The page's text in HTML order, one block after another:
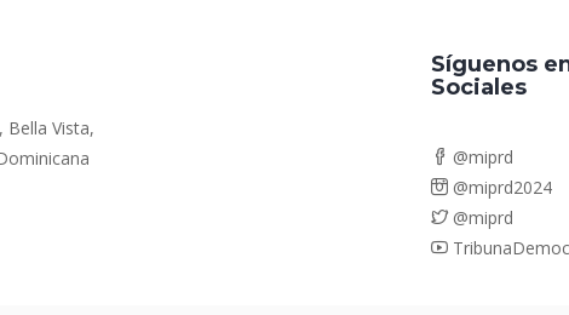
Bella Vista,
Síguenos
Sociales
@miprd
@miprd2024
@miprd